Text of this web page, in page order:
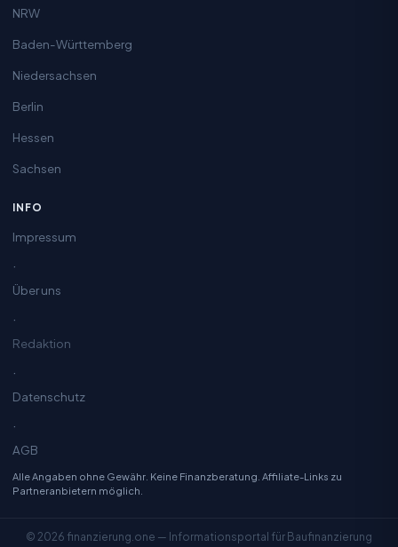
NRW
Baden-Württemberg
Niedersachsen
Berlin
Hessen
Sachsen
INFO
Impressum
·
Über uns
·
Redaktion
·
Datenschutz
·
AGB
Alle Angaben ohne Gewähr. Keine Finanzberatung. Affiliate-Links zu
Partneranbietern möglich.
© 2026 finanzierung.one — Informationsportal für Baufinanzierung